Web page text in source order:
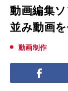
動画編集
並み動画
動画制作